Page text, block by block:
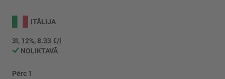
galerijas
sākumu
ITĀLIJA
3l, 12%, 8.33 €/l
NOLIKTAVĀ
Pērc 1